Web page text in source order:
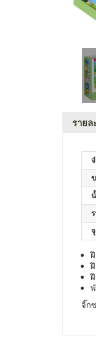
รายล
จิ๊ก